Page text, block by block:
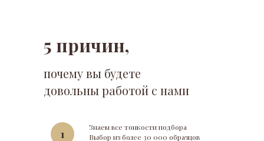
Знаем все тонкости подбора
Выбор из более 30 000 образцов
1
5 причин,
почему вы будете
довольны работой с нами